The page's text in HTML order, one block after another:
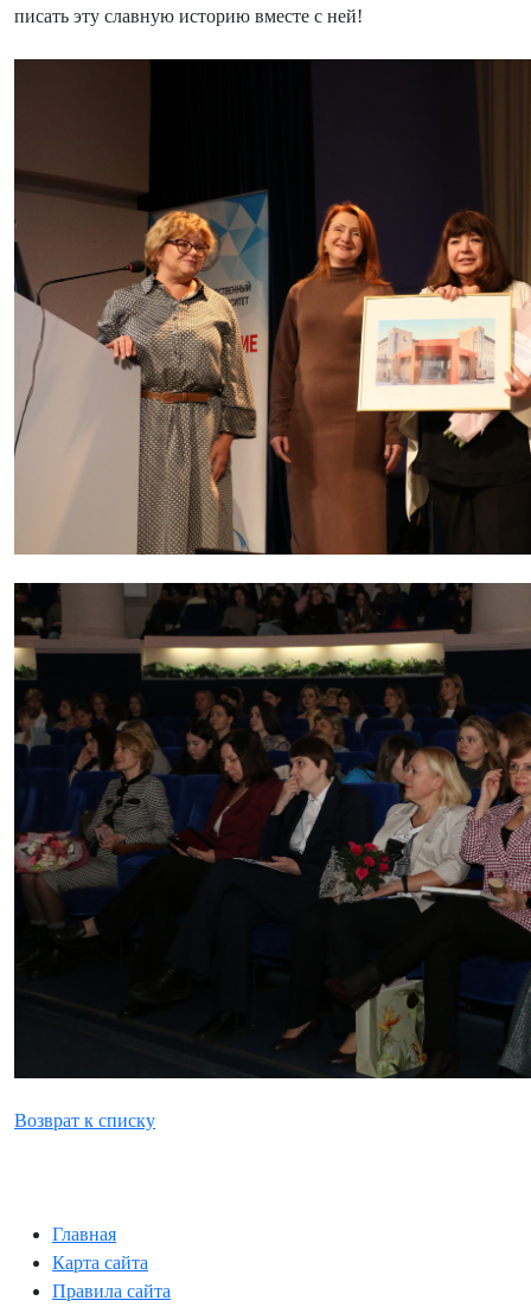
писать эту славную историю вместе с ней!
Возврат к списку
Главная
Карта сайта
Правила сайта